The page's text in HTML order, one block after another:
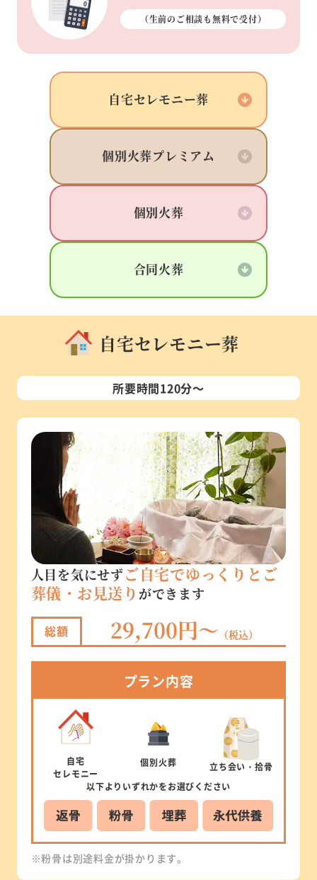
（生前のご相談も無料で受付）
自宅セレモニー葬
個別火葬プレミアム
個別火葬
合同火葬
自宅セレモニー葬
所要時間120分～
人目を気にせずご自宅でゆっくりとご
葬儀・お見送り ができます
総額 29,700円～ （税込）
プラン内容
自宅
セレモニー
個別火葬 立ち会い ・拾骨
以下より いずれかをお選びください
※粉骨は別途料金が掛かります。